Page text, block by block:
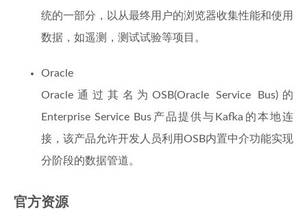
统的一部分，以从最终用户的浏览器收集性能和使用
数据，如遥测，测试试验等项目。
Oracle
Oracle通过其名为OSB(Oracle Service Bus)的
Enterprise Service Bus产品提供与Kafka的本地连
接，该产品允许开发人员利用OSB内置中介功能实现
分阶段的数据管道。
官方资源